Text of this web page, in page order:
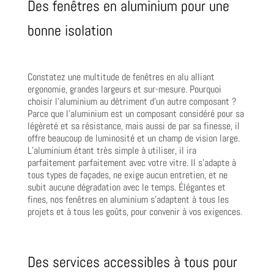
Des fenêtres en aluminium pour une
bonne isolation
Constatez une multitude de fenêtres en alu alliant
ergonomie, grandes largeurs et sur-mesure. Pourquoi
choisir l’aluminium au détriment d’un autre composant ?
Parce que l’aluminium est un composant considéré pour sa
légèreté et sa résistance, mais aussi de par sa finesse, il
offre beaucoup de luminosité et un champ de vision large.
L’aluminium étant très simple à utiliser, il ira
parfaitement parfaitement avec votre vitre. Il s’adapte à
tous types de façades, ne exige aucun entretien, et ne
subit aucune dégradation avec le temps. Élégantes et
fines, nos fenêtres en aluminium s’adaptent à tous les
projets et à tous les goûts, pour convenir à vos exigences.
Des services accessibles à tous pour